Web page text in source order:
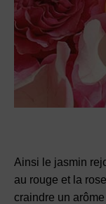
Ainsi le jasmin
au rouge et la
craindre un